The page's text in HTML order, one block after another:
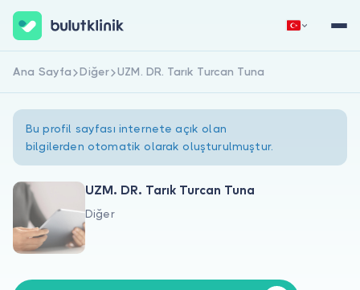
Hakkımızda
Hemen Kaydol Giriş Yap
Ana Sayfa Diğer UZM. DR. Tarık Turcan Tuna
Bu profil sayfası internete açık olan
bilgilerden otomatik olarak oluşturulmuştur.
UZM. DR. Tarık Turcan Tuna
Diğer